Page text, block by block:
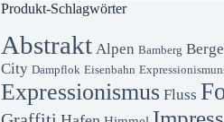
Produkt-Schlagwörter
Abstrakt Alpen Bamberg Berge
City Dampflok Eisenbahn
Expressionismus Fluss